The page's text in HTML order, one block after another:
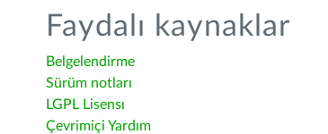
Faydalı kaynaklar
Belgelendirme
Sürüm notları
LGPL Lisensı
Çevrimiçi Yardım